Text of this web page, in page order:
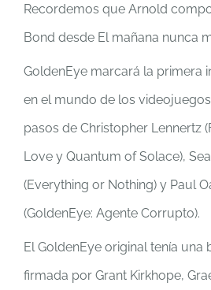
Recordemos que Arnold
Bond desde El mañana nunca
GoldenEye marcará la primera
en el mundo de los
pasos de Christopher Lennertz
Love y Quantum of Solace),
(Everything or Nothing) y Paul
(GoldenEye: Agente Corrupto).
El GoldenEye original tenía una
firmada por Grant Kirkhope,